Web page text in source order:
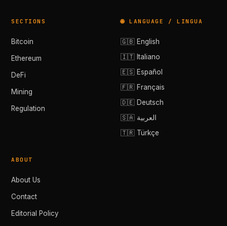
SECTIONS
Bitcoin
Ethereum
DeFi
Mining
Regulation
🌐 LANGUAGE / LINGUA
🇬🇧 English
🇮🇹 Italiano
🇪🇸 Español
🇫🇷 Français
🇩🇪 Deutsch
🇸🇦 العربية
🇹🇷 Türkçe
ABOUT
About Us
Contact
Editorial Policy